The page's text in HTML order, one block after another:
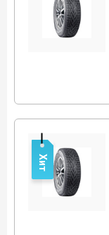
Хит